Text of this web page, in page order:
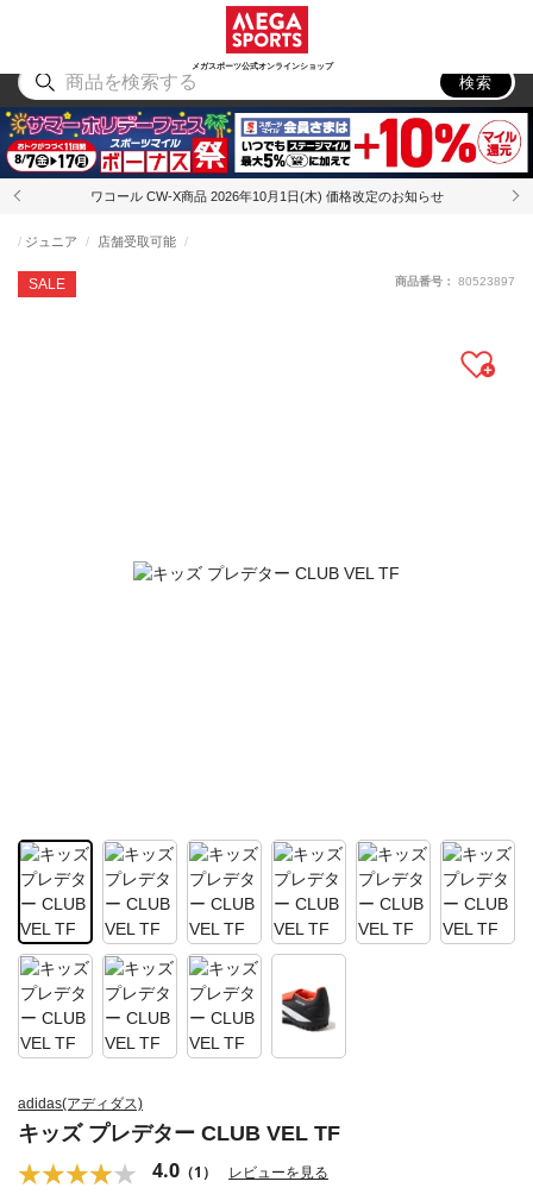
メガスポーツ公式オンラインショップ
アウトドア
検索
ワコール CW-X商品 2026年10月1日(木) 価格改定のお知らせ
adidas(アディダス)
キッズ プレデター CLUB VEL TF
4.0 （1） レビューを見る
SALE
ジュニア 店舗受取可能
商品番号： 80523897